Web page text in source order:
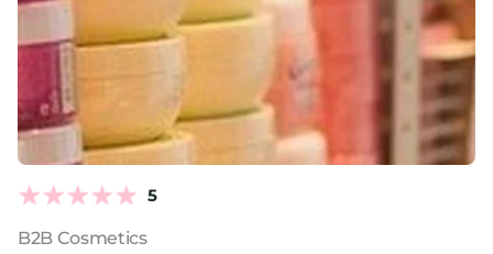
5
B2B Cosmetics